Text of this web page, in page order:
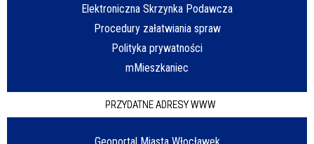
Elektroniczna Skrzynka Podawcza
Procedury załatwiania spraw
Polityka prywatności
mMieszkaniec
PRZYDATNE ADRESY WWW
Geoportal Miasta Włocławek